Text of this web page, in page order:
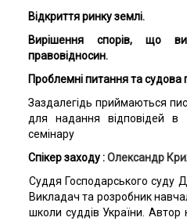
Відкриття ринку землі.
Вирішення спорів, що
правовідносин.
Проблемні питання та судова
Заздалегідь приймаються
для надання відповідей в
семінару
Спікер заходу :Олександр
Суддя Господарського суду
Викладач та розробник
школи суддів України. Автор